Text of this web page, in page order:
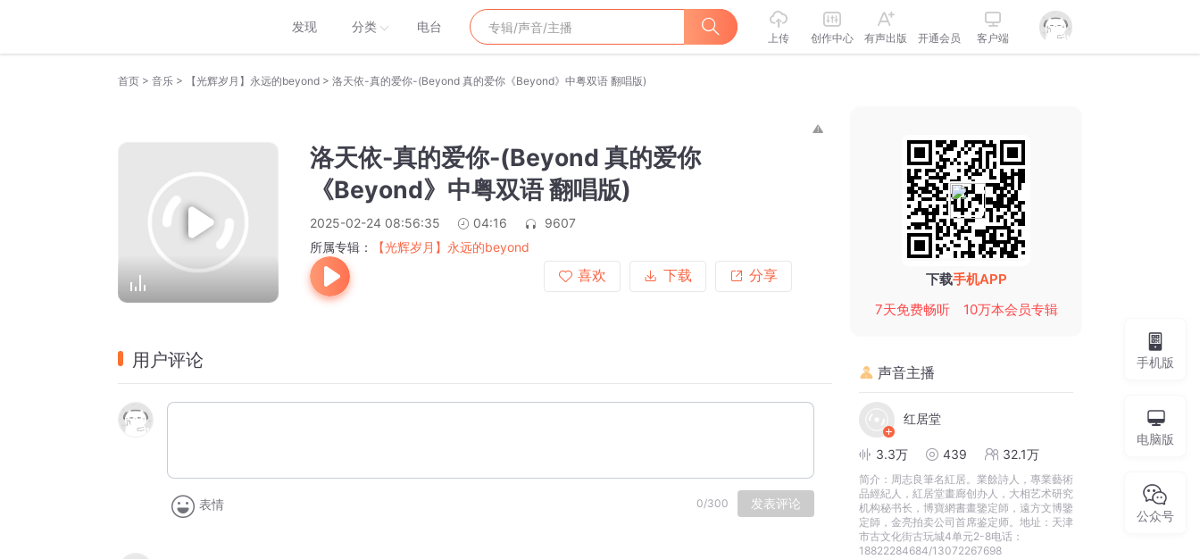
发现 分类 电台
上传 创作中心 有声出版 开通会员 客户端
首页 > 音乐 > 【光辉岁月】永远的beyond > 洛天依-真的爱你-(Beyond 真的爱你《Beyond》中粤双语 翻唱版)
洛天依-真的爱你-(Beyond 真的爱你
《Beyond》中粤双语 翻唱版)
2025-02-24 08:56:35 04:16
9607
所属专辑：
【光辉岁月】永远的beyond
喜欢
下载 分享
用户评论
表情 0/300 发表评论
下载手机APP
7天免费畅听
10万本会员专辑
声音主播
红居堂
3.3万 439 32.1万
简介： 周志良筆名紅居。業餘詩人，專業藝術
品經紀人，紅居堂畫廊创办人，大相艺术研究
机构秘书长，博寶網書畫鑒定師，遠方文博鑒
定師，金亮拍卖公司首席鉴定师。地址：天津
市古文化街古玩城4单元2-8电话：
18822284684/13072267698
手机版
电脑版
公众号